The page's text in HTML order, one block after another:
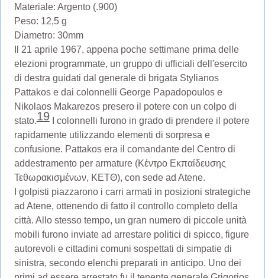
Materiale: Argento (.900)
Peso: 12,5 g
Diametro: 30mm
Il 21 aprile 1967, appena poche settimane prima delle
elezioni programmate, un gruppo di ufficiali dell'esercito
di destra guidati dal generale di brigata Stylianos
Pattakos e dai colonnelli George Papadopoulos e
Nikolaos Makarezos presero il potere con un colpo di
stato.19I colonnelli furono in grado di prendere il potere
rapidamente utilizzando elementi di sorpresa e
confusione. Pattakos era il comandante del Centro di
addestramento per armature (Κέντρο Εκπαίδευσης
Τεθωρακισμένων, ΚΕΤΘ), con sede ad Atene.
I golpisti piazzarono i carri armati in posizioni strategiche
ad Atene, ottenendo di fatto il controllo completo della
città. Allo stesso tempo, un gran numero di piccole unità
mobili furono inviate ad arrestare politici di spicco, figure
autorevoli e cittadini comuni sospettati di simpatie di
sinistra, secondo elenchi preparati in anticipo. Uno dei